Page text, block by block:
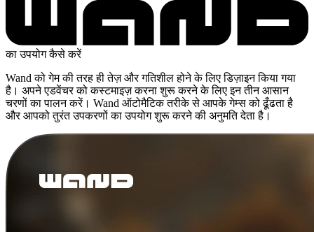
का उपयोग कैसे करें
Wand को गेम की तरह ही तेज़ और गतिशील होने के लिए डिज़ाइन किया गया
है। अपने एडवेंचर को कस्टमाइज़ करना शुरू करने के लिए इन तीन आसान
चरणों का पालन करें। Wand ऑटोमैटिक तरीके से आपके गेम्स को ढूँढता है
और आपको तुरंत उपकरणों का उपयोग शुरू करने की अनुमति देता है।